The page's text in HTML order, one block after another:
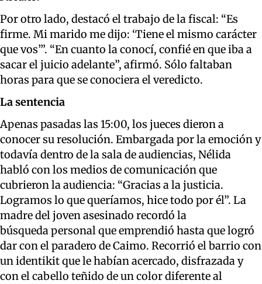
Por otro lado, destacó el trabajo de la fiscal: “Es
firme. Mi marido me dijo: ‘Tiene el mismo carácter
que vos’”. “En cuanto la conocí, confié en que iba a
sacar el juicio adelante”, afirmó. Sólo faltaban
horas para que se conociera el veredicto.
La sentencia
Apenas pasadas las 15:00, los jueces dieron a
conocer su resolución. Embargada por la emoción y
todavía dentro de la sala de audiencias, Nélida
habló con los medios de comunicación que
cubrieron la audiencia: “Gracias a la justicia.
Logramos lo que queríamos, hice todo por él”. La
madre del joven asesinado recordó la
búsqueda personal que emprendió hasta que logró
dar con el paradero de Caimo. Recorrió el barrio con
un identikit que le habían acercado, disfrazada y
con el cabello teñido de un color diferente al